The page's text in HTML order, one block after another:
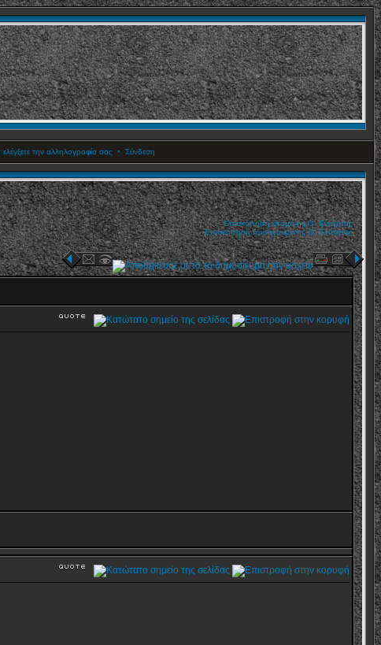
ελέγξετε την αλληλογραφία σας • Σύνδεση
Επισκόπηση επόμενης Θ. Ενότητας
Επισκόπηση προηγούμενης Θ. Ενότητας